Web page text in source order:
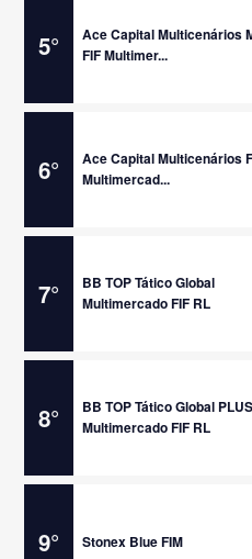
5°
Ace Capital Multicenários
FIF Multimer...
6°
Ace Capital Multicenários
Multimercad...
7°
BB TOP Tático Global
Multimercado FIF RL
8°
BB TOP Tático Global PLUS
Multimercado FIF RL
9° Stonex Blue FIM